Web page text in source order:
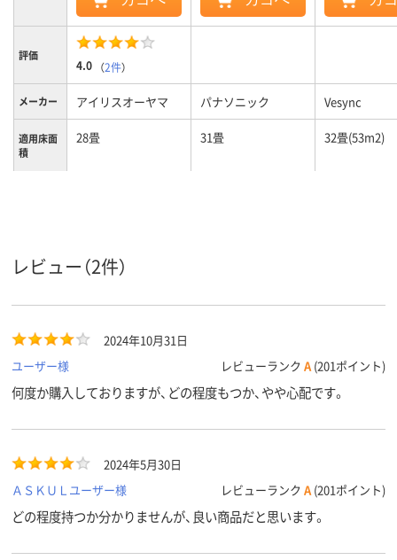
評価
4.0 （2件）
メーカー アイリスオーヤマ パナソニック Vesync
適用床面
積
28畳 31畳 32畳(53m2)
レビュー（2件）
2024年10月31日
ユーザー様
レビューランク A (201ポイント)
何度か購入しておりますが、どの程度もつか、やや心配です。
2024年5月30日
ＡＳＫＵＬユーザー様
レビューランク A (201ポイント)
どの程度持つか分かりませんが、良い商品だと思います。